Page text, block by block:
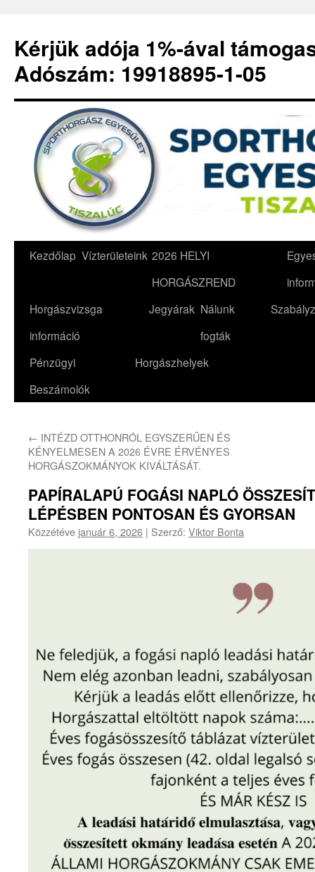
Kérjük adója 1%-ával
Adószám: 19918895-1-05
Kilépés
tartalomba
Kezdőlap Vízterületeink 2026 HELYI
HORGÁSZREND
Horgászvizsga
információ
Jegyárak Nálunk
fogták
Pénzügyi
Beszámolók
Horgászhelyek
← INTÉZD OTTHONRÓL EGYSZERŰEN ÉS
KÉNYELMESEN A 2026 ÉVRE ÉRVÉNYES
HORGÁSZOKMÁNYOK KIVÁLTÁSÁT.
PAPÍRALAPÚ FOGÁSI NAPLÓ
LÉPÉSBEN PONTOSAN ÉS GYORSAN
Közzétéve január 6, 2026 | Szerző: Viktor Bonta